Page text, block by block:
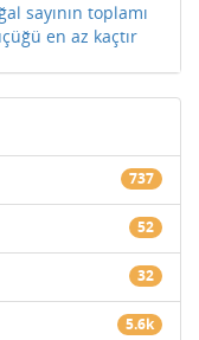
sayının toplamı
en az kaçtır
737
52
32
5.6k